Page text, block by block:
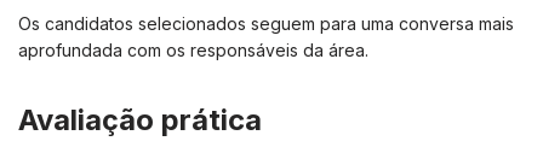
Os candidatos selecionados seguem para uma conversa mais
aprofundada com os responsáveis da área.
Avaliação prática